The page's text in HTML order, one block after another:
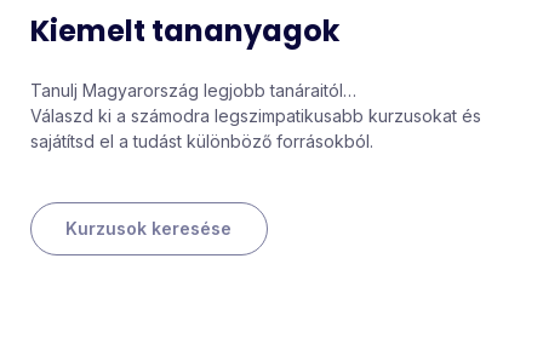
Kiemelt tananyagok
Tanulj Magyarország legjobb tanáraitól…
Válaszd ki a számodra legszimpatikusabb kurzusokat és
sajátítsd el a tudást különböző forrásokból.
Kurzusok keresése